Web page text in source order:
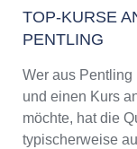
TOP-KURSE
PENTLING
Wer aus Pentling
und einen Kurs
möchte, hat die
typischerweise